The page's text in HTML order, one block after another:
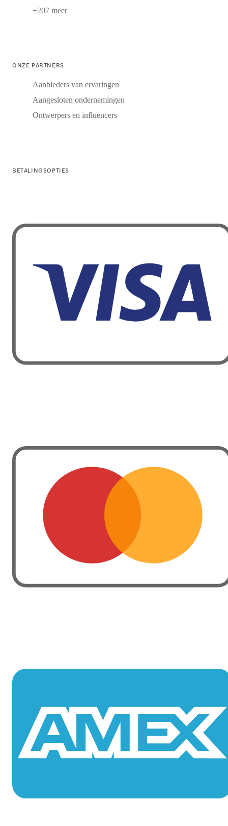
+207 meer
ONZE PARTNERS
Aanbieders van ervaringen
Aangesloten ondernemingen
Ontwerpers en influencers
BETALINGSOPTIES